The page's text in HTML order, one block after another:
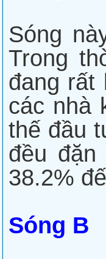
Sóng
Trong
đang rất
các nhà
thế đầu
đều
38.2%
Sóng B